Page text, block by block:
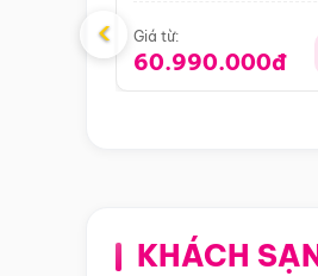
Giá từ:
60.990.000đ
‹
KHÁCH